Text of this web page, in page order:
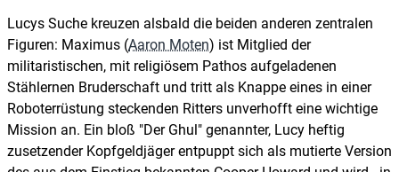
Lucys Suche kreuzen alsbald die beiden anderen zentralen
Figuren: Maximus (Aaron Moten) ist Mitglied der
militaristischen, mit religiösem Pathos aufgeladenen
Stählernen Bruderschaft und tritt als Knappe eines in einer
Roboterrüstung steckenden Ritters unverhofft eine wichtige
Mission an. Ein bloß "Der Ghul" genannter, Lucy heftig
zusetzender Kopfgeldjäger entpuppt sich als mutierte Version